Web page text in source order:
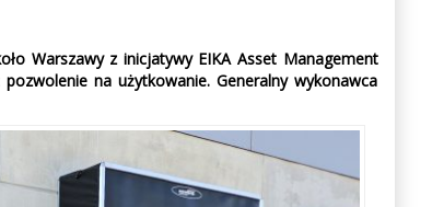
Warszawy z inicjatywy EIKA Asset Management
na użytkowanie. Generalny wykonawca